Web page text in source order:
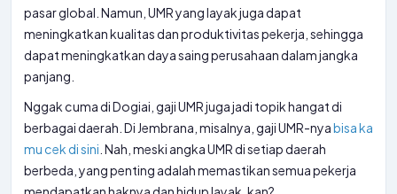
pasar global. Namun, UMR yang layak juga dapat
meningkatkan kualitas dan produktivitas pekerja, sehingga
dapat meningkatkan daya saing perusahaan dalam jangka
panjang.
Nggak cuma di Dogiai, gaji UMR juga jadi topik hangat di
berbagai daerah. Di Jembrana, misalnya, gaji UMR-nyabisa ka
mu cek di sini . Nah, meski angka UMR di setiap daerah
berbeda, yang penting adalah memastikan semua pekerja